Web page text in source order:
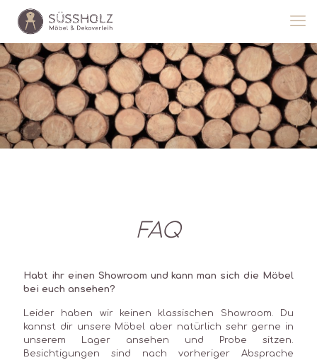
FAQ
Habt ihr einen Showroom und kann man sich die Möbel
bei euch ansehen?
Leider haben wir keinen klassischen Showroom. Du
kannst dir unsere Möbel aber natürlich sehr gerne in
unserem Lager ansehen und Probe sitzen.
Besichtigungen sind nach vorheriger Absprache